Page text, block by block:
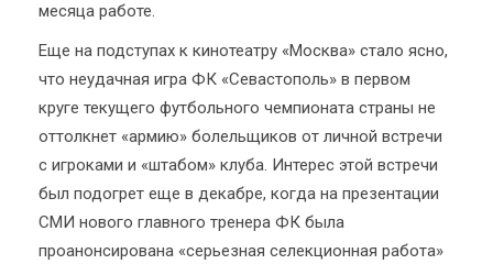
месяца работе.
Еще на подступах к кинотеатру «Москва» стало ясно,
что неудачная игра ФК «Севастополь» в первом
круге текущего футбольного чемпионата страны не
оттолкнет «армию» болельщиков от личной встречи
с игроками и «штабом» клуба. Интерес этой встречи
был подогрет еще в декабре, когда на презентации
СМИ нового главного тренера ФК была
проанонсирована «серьезная селекционная работа»